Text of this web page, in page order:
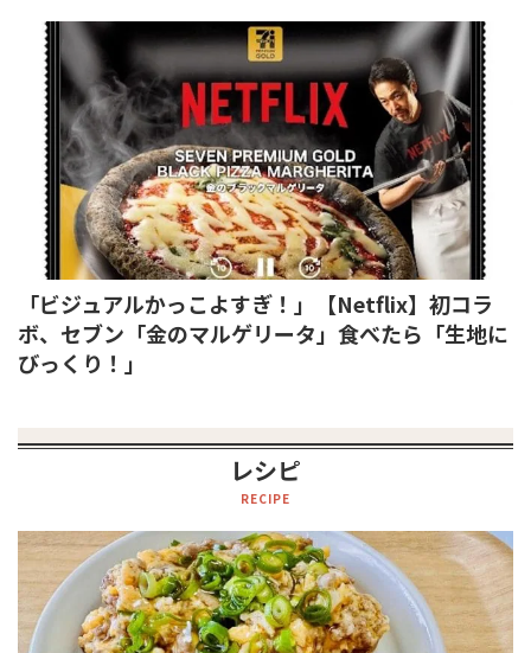
「ビジュアルかっこよすぎ！」【Netflix】初コラ
ボ、セブン「金のマルゲリータ」食べたら「生地に
びっくり！」
レシピ
RECIPE